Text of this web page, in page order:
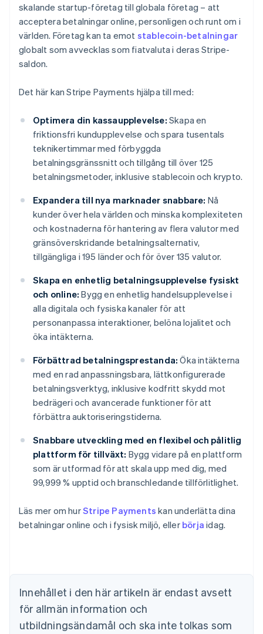
skalande startup-företag till globala företag – att
acceptera betalningar online, personligen och runt om i
världen. Företag kan ta emot stablecoin-betalningar
globalt som avvecklas som fiatvaluta i deras Stripe-
saldon.
Det här kan Stripe Payments hjälpa till med:
Optimera din kassaupplevelse: Skapa en
friktionsfri kundupplevelse och spara tusentals
teknikertimmar med förbyggda
betalningsgränssnitt och tillgång till över 125
betalningsmetoder, inklusive stablecoin och krypto.
Expandera till nya marknader snabbare: Nå
kunder över hela världen och minska komplexiteten
och kostnaderna för hantering av flera valutor med
gränsöverskridande betalningsalternativ,
tillgängliga i 195 länder och för över 135 valutor.
Skapa en enhetlig betalningsupplevelse fysiskt
och online: Bygg en enhetlig handelsupplevelse i
alla digitala och fysiska kanaler för att
personanpassa interaktioner, belöna lojalitet och
öka intäkterna.
Förbättrad betalningsprestanda: Öka intäkterna
med en rad anpassningsbara, lättkonfigurerade
betalningsverktyg, inklusive kodfritt skydd mot
bedrägeri och avancerade funktioner för att
förbättra auktoriseringstiderna.
Snabbare utveckling med en flexibel och pålitlig
plattform för tillväxt: Bygg vidare på en plattform
som är utformad för att skala upp med dig, med
99,999 % upptid och branschledande tillförlitlighet.
Läs mer om hurStripe Payments kan underlätta dina
betalningar online och i fysisk miljö, eller börja idag.
Innehållet i den här artikeln är endast avsett
för allmän information och
utbildningsändamål och ska inte tolkas som
Australien
Brasilien
PortuguêsEnglish
Bulgarien
English
Cypern